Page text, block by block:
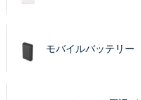
モバイルバッテリー